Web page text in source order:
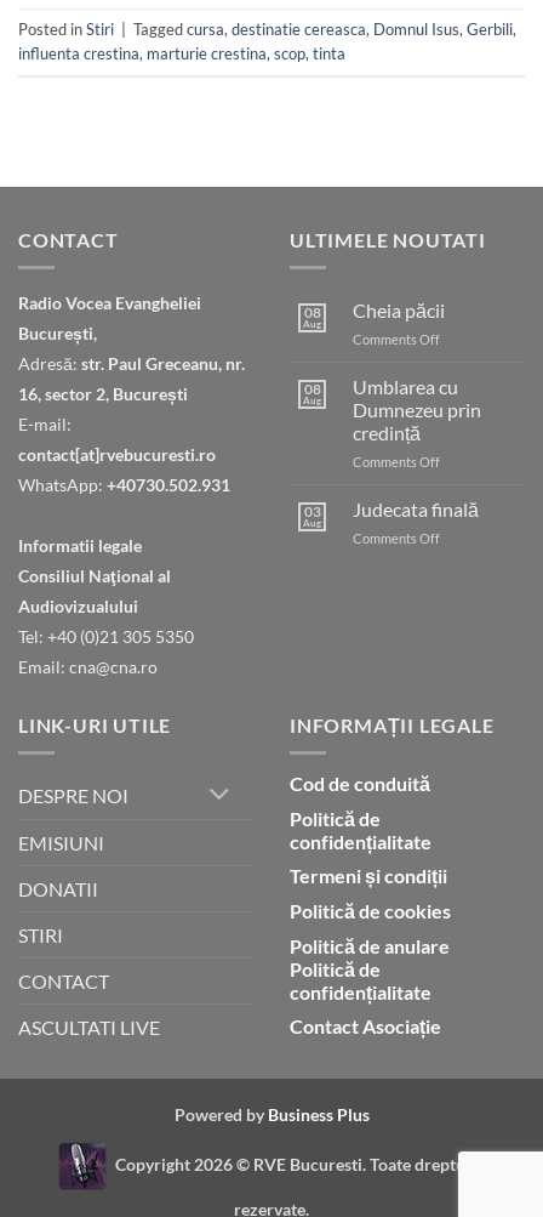
Posted inStiri Taggedcursa, destinatie cereasca, Domnul Isus, Gerbili,
influenta crestina, marturie crestina, scop, tinta
CONTACT
Radio Vocea Evangheliei
București,
Adresă: str. Paul Greceanu, nr.
16, sector 2, București
E-mail:
contact[at]rvebucuresti.ro
WhatsApp: +40730.502.931
Informatii legale
Consiliul Naţional al
Audiovizualului
Tel: +40 (0)21 305 5350
Email: cna@cna.ro
ULTIMELE NOUTATI
08
Aug
Cheia păcii
Comments Offon
08
Aug
Umblarea cu
Dumnezeu prin
credință
Comments Offon
cu
Dumnezeu
prin
03
Aug
Judecata finală
Comments Offon
LINK-URI UTILE
DESPRE NOI
EMISIUNI
DONATII
STIRI
CONTACT
ASCULTATI LIVE
INFORMAȚII LEGALE
Cod de conduită
Politică de
confidențialitate
Termeni și condiții
Politică de cookies
Politică de anulare
Politică de
confidențialitate
Contact Asociație
Powered by Business Plus
Copyright 2026 © RVE Bucuresti. Toate drepturile
rezervate.